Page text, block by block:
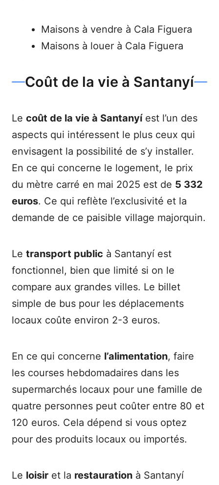
Maisons à vendre à Cala Figuera
Maisons à louer à Cala Figuera
Coût de la vie à Santanyí
Le coût de la vie à Santanyíest l’un des
aspects qui intéressent le plus ceux qui
envisagent la possibilité de s’y installer.
En ce qui concerne le logement, le prix
du mètre carré en mai 2025 est de 5 332
euros. Ce qui reflète l’exclusivité et la
demande de ce paisible village majorquin.
Le transport public à Santanyí est
fonctionnel, bien que limité si on le
compare aux grandes villes. Le billet
simple de bus pour les déplacements
locaux coûte environ 2-3 euros.
En ce qui concerne l’alimentation, faire
les courses hebdomadaires dans les
supermarchés locaux pour une famille de
quatre personnes peut coûter entre 80 et
120 euros. Cela dépend si vous optez
pour des produits locaux ou importés.
Le loisir et la restauration à Santanyí